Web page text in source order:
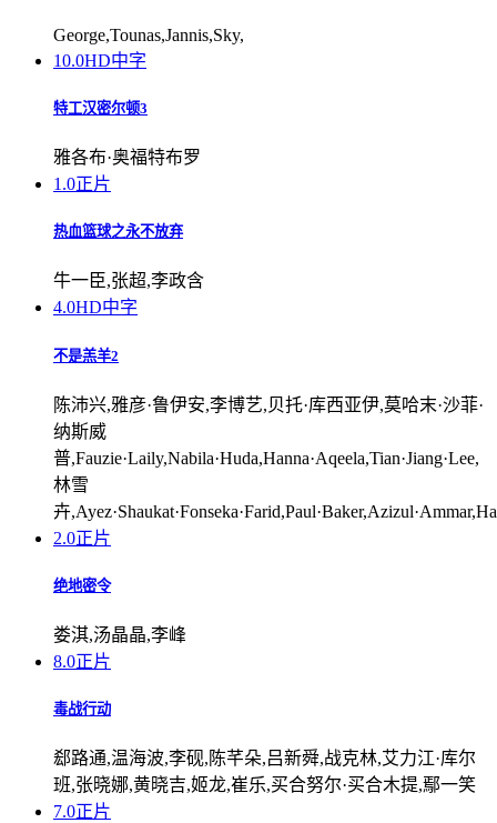
George,Tounas,Jannis,Sky,
10.0HD中字
特工汉密尔顿3
雅各布·奥福特布罗
1.0正片
热血篮球之永不放弃
牛一臣,张超,李政含
4.0HD中字
不是羔羊2
陈沛兴,雅彦·鲁伊安,李博艺,贝托·库西亚伊,莫哈末·沙菲·
纳斯威
普,Fauzie·Laily,Nabila·Huda,Hanna·Aqeela,Tian·Jiang·Lee,
林雪
卉
2.0正片
绝地密令
娄淇,汤晶晶,李峰
8.0正片
毒战行动
郄路通,温海波,李砚,陈芊朵,吕新舜,战克林,艾力江·库尔
班,张晓娜,黄晓吉,姬龙,崔乐,买合努尔·买合木提,鄢一笑
7.0正片